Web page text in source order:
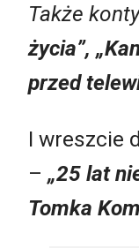
Także
życia”,
przed
I wreszcie
– „25 lat
Tomka